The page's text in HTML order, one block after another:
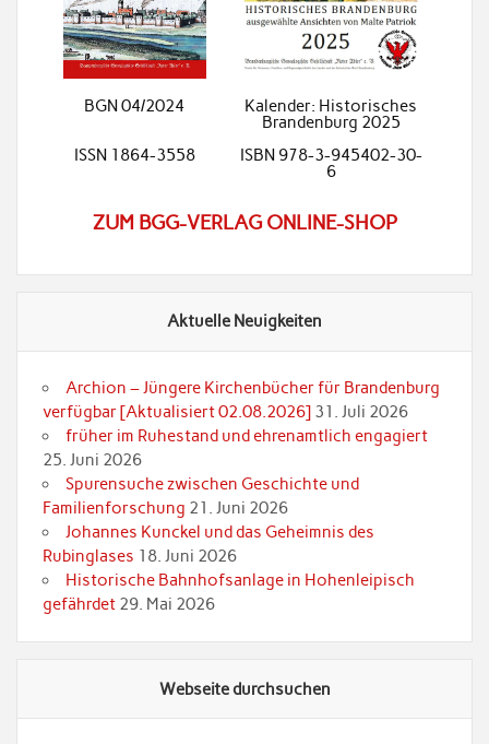
BGN 04/2024
Kalender: Historisches
Brandenburg 2025
ISSN 1864-3558
ISBN 978-3-945402-30-
6
ZUM BGG-VERLAG ONLINE-SHOP
Aktuelle Neuigkeiten
Archion – Jüngere Kirchenbücher für Brandenburg
verfügbar [Aktualisiert 02.08.2026] 31. Juli 2026
früher im Ruhestand und ehrenamtlich engagiert
25. Juni 2026
Spurensuche zwischen Geschichte und
Familienforschung 21. Juni 2026
Johannes Kunckel und das Geheimnis des
Rubinglases 18. Juni 2026
Historische Bahnhofsanlage in Hohenleipisch
gefährdet 29. Mai 2026
Webseite durchsuchen